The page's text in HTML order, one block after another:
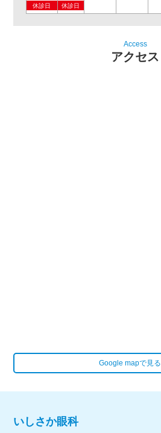
休診日 休診日
Access
アクセス
Google mapで見る
いしさか眼科